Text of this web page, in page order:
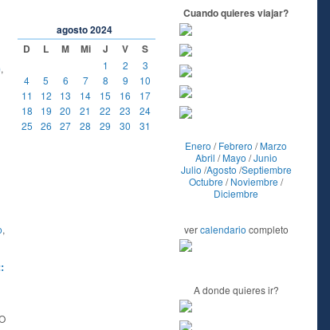
,
,
agosto2024
D
L M Mi J V S
1 2
3
4
5 6 7 8 9
10
11
12 13 14 15 16
17
18
19 20 21 22 23
24
25
26 27 28 29 30 31
Cuando quieres viajar?
Enero /Febrero /Marzo
Abril /Mayo /Junio
Julio /Agosto /Septiembre
Octubre /Noviembre /
Diciembre
vercalendario completo
A donde quieres ir?